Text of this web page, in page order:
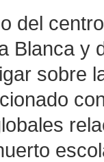
del
Blanca y
sobre